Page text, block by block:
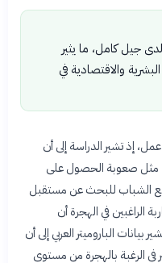
جيل كامل، ما يثير
والاقتصادية في
إذ تشير الدراسة إلى أن
مثل صعوبة الحصول على
الشباب للبحث عن مستقبل
53% من المغاربة الراغبين في الهجرة أن
الباروميتر العربي إلى أن
في الرغبة بالهجرة من مستوى